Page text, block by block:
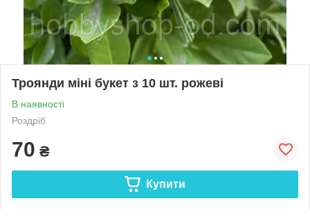
Троянди міні букет з 10 шт. рожеві
В наявності
Роздріб
70 ₴
Купити